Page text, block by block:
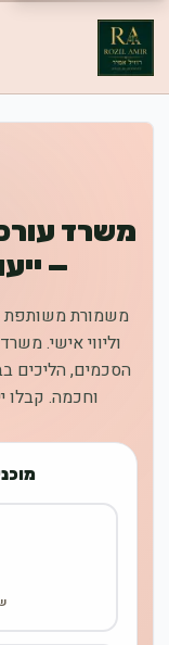
משרד
—
משמורת משותפת
וליווי אישי.
הסכמים, הליכים
וחכמה. קבלו